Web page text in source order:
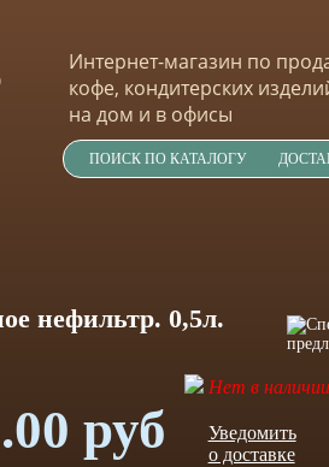
Интернет-магазин по
кофе, кондитерских
на дом и в офисы
ПОИСК ПО КАТАЛОГУ
нефильтр. 0,5л.
руб
Нет в наличии
Уведомить
о доставке